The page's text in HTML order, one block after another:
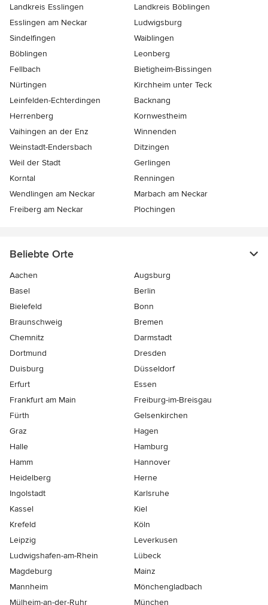
Landkreis Esslingen
Landkreis Böblingen
Esslingen am Neckar
Ludwigsburg
Sindelfingen
Waiblingen
Böblingen
Leonberg
Fellbach
Bietigheim-Bissingen
Nürtingen
Kirchheim unter Teck
Leinfelden-Echterdingen
Backnang
Herrenberg
Kornwestheim
Vaihingen an der Enz
Winnenden
Weinstadt-Endersbach
Ditzingen
Weil der Stadt
Gerlingen
Korntal
Renningen
Wendlingen am Neckar
Marbach am Neckar
Freiberg am Neckar
Plochingen
Beliebte Orte
Aachen
Augsburg
Basel
Berlin
Bielefeld
Bonn
Braunschweig
Bremen
Chemnitz
Darmstadt
Dortmund
Dresden
Duisburg
Düsseldorf
Erfurt
Essen
Frankfurt am Main
Freiburg-im-Breisgau
Fürth
Gelsenkirchen
Graz
Hagen
Halle
Hamburg
Hamm
Hannover
Heidelberg
Herne
Ingolstadt
Karlsruhe
Kassel
Kiel
Krefeld
Köln
Leipzig
Leverkusen
Ludwigshafen-am-Rhein
Lübeck
Magdeburg
Mainz
Mannheim
Mönchen­gladbach
Mülheim-an-der-Ruhr
München